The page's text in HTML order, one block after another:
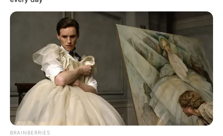
(foto: instagram/tamiauliaofficial)
3. Lagi piknik cantik di Amsterdam, Belanda
BRAINBERRIES